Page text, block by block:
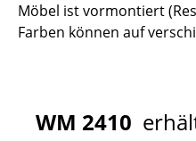
Möbel ist vormontiert
Farben können auf
WM 2410